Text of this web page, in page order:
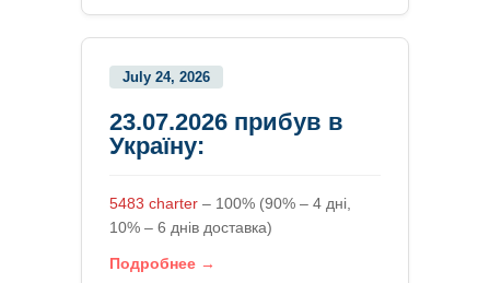
July 24, 2026
23.07.2026 прибув в
Україну:
5483 charter – 100% (90% – 4 дні,
10% – 6 днів доставка)
Подробнее →